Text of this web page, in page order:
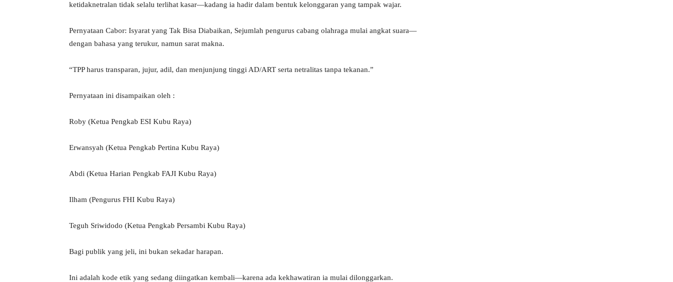
ketidaknetralan tidak selalu terlihat kasar—kadang ia hadir dalam bentuk kelonggaran yang tampak wajar.
Pernyataan Cabor: Isyarat yang Tak Bisa Diabaikan, Sejumlah pengurus cabang olahraga mulai angkat suara—
dengan bahasa yang terukur, namun sarat makna.
“TPP harus transparan, jujur, adil, dan menjunjung tinggi AD/ART serta netralitas tanpa tekanan.”
Pernyataan ini disampaikan oleh :
Roby (Ketua Pengkab ESI Kubu Raya)
Erwansyah (Ketua Pengkab Pertina Kubu Raya)
Abdi (Ketua Harian Pengkab FAJI Kubu Raya)
Ilham (Pengurus FHI Kubu Raya)
Teguh Sriwidodo (Ketua Pengkab Persambi Kubu Raya)
Bagi publik yang jeli, ini bukan sekadar harapan.
Ini adalah kode etik yang sedang diingatkan kembali—karena ada kekhawatiran ia mulai dilonggarkan.